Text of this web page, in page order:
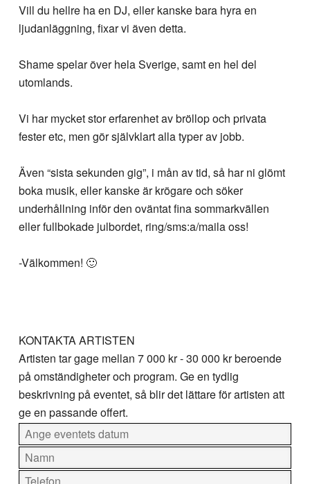
Vill du hellre ha en DJ, eller kanske bara hyra en
ljudanläggning, fixar vi även detta.
Shame spelar över hela Sverige, samt en hel del
utomlands.
Vi har mycket stor erfarenhet av bröllop och privata
fester etc, men gör självklart alla typer av jobb.
Även “sista sekunden gig”, i mån av tid, så har ni glömt
boka musik, eller kanske är krögare och söker
underhållning inför den oväntat fina sommarkvällen
eller fullbokade julbordet, ring/sms:a/maila oss!
-Välkommen! 🙂
KONTAKTA ARTISTEN
Artisten tar gage mellan 7 000 kr - 30 000 krberoende
på omständigheter och program. Ge en tydlig
beskrivning på eventet, så blir det lättare för artisten att
ge en passande offert.